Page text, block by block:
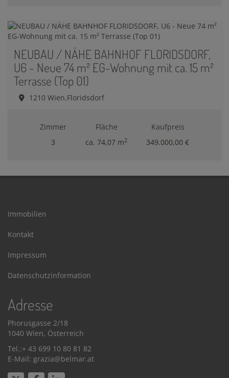
NEUBAU / NÄHE BAHNHOF FLORIDSDORF,
U6 - Neue 74 m² EG-Wohnung mit ca. 15 m²
Terrasse (Top 01)
1210 Wien,Floridsdorf
Zimmer
3
Fläche
ca. 74,07 m2
Kaufpreis
349.000,00 €
Immobilien
Kontakt
Impressum
Datenschutzinformation
Adresse
Phorusgasse 2/18
1040 Wien, Österreich
Tel.:+ 43 699 10 80 81 82
E-Mail: grazia@belmar.at